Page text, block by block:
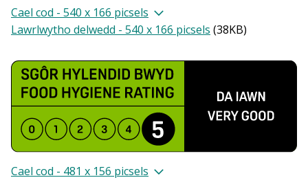
Cael cod - 540 x 166 picsels
Lawrlwytho delwedd - 540 x 166 picsels (38KB)
Cael cod - 481 x 156 picsels